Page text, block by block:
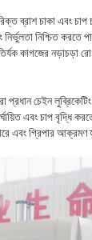
ব্রাশ চাকা এবং চাপ
নিশ্চিত করতে
কাগজের নড়াচড়া
প্রধান চেইন
এবং চাপ বৃদ্ধি
এবং গ্রিপার